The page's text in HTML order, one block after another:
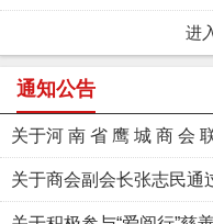
进
通知公告